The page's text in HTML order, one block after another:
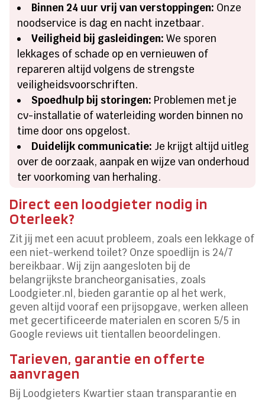
Binnen 24 uur vrij van verstoppingen: Onze
noodservice is dag en nacht inzetbaar.
Veiligheid bij gasleidingen: We sporen
lekkages of schade op en vernieuwen of
repareren altijd volgens de strengste
veiligheidsvoorschriften.
Spoedhulp bij storingen: Problemen met je
cv-installatie of waterleiding worden binnen no
time door ons opgelost.
Duidelijk communicatie: Je krijgt altijd uitleg
over de oorzaak, aanpak en wijze van onderhoud
ter voorkoming van herhaling.
Direct een loodgieter nodig in
Oterleek?
Zit jij met een acuut probleem, zoals een lekkage of
een niet-werkend toilet? Onze spoedlijn is 24/7
bereikbaar. Wij zijn aangesloten bij de
belangrijkste brancheorganisaties, zoals
Loodgieter.nl, bieden garantie op al het werk,
geven altijd vooraf een prijsopgave, werken alleen
met gecertificeerde materialen en scoren 5/5 in
Google reviews uit tientallen beoordelingen.
Tarieven, garantie en offerte
aanvragen
Bij Loodgieters Kwartier staan transparantie en